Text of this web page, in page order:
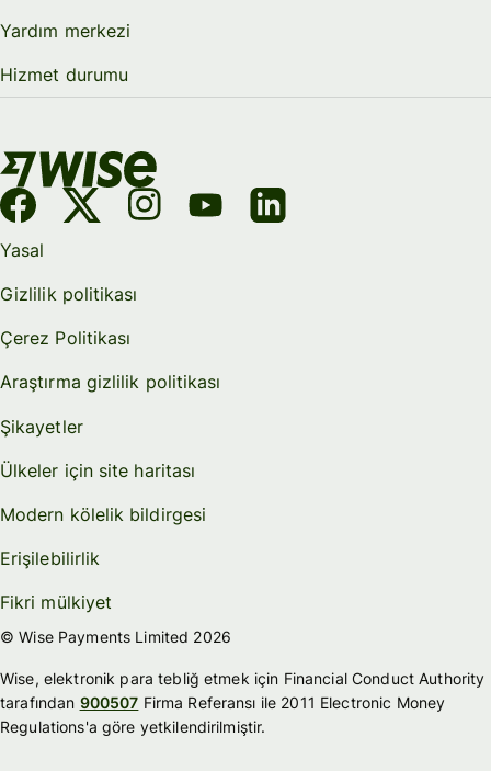
Yardım merkezi
Hizmet durumu
Yasal
Gizlilik politikası
Çerez Politikası
Araştırma gizlilik politikası
Şikayetler
Ülkeler için site haritası
Modern kölelik bildirgesi
Erişilebilirlik
Fikri mülkiyet
© Wise Payments Limited 2026
Wise, elektronik para tebliğ etmek için Financial Conduct Authority
tarafından 900507 Firma Referansı ile 2011 Electronic Money
Regulations'a göre yetkilendirilmiştir.